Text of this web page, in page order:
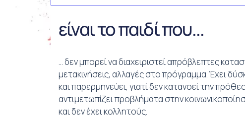
είναι το παιδί που...
… δεν μπορεί να διαχειριστεί απρόβλεπτες
μετακινήσεις, αλλαγές στο πρόγραμμα. Έχει
και παρερμηνεύει, γιατί δεν κατανοεί την
αντιμετωπίζει προβλήματα στην
και δεν έχει κολλητούς.